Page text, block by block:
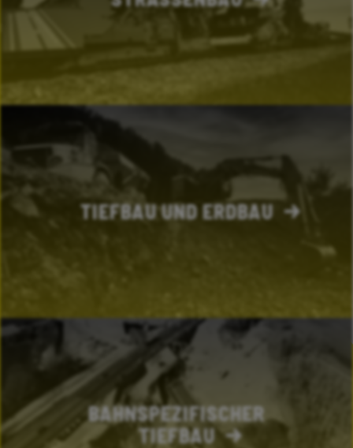
KOMPETENT.
ZUVERLÄSSIG.
TIEFBAU UND ERDBAU
BAHNSPEZIFISCHER
TIEFBAU